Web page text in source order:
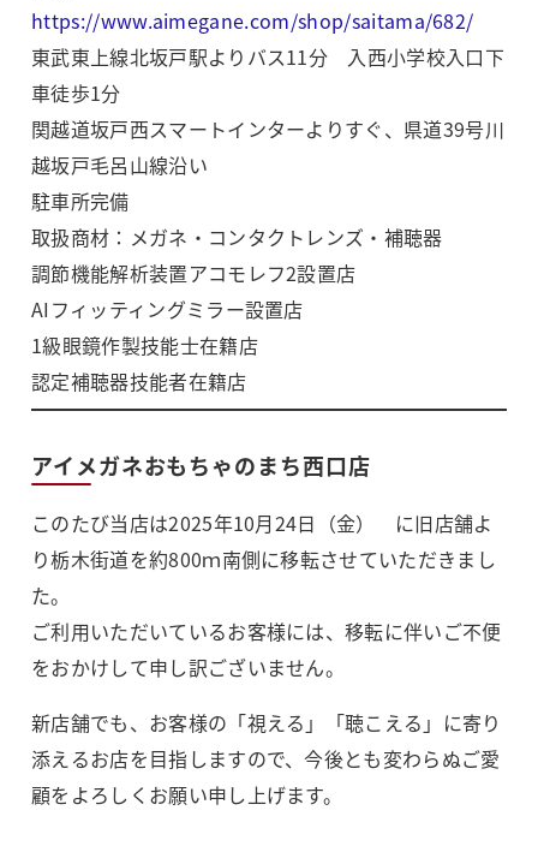
https://www.aimegane.com/shop/saitama/682/
東武東上線北坂戸駅よりバス11分 入西小学校入口下
車徒歩1分
関越道坂戸西スマートインターよりすぐ、県道39号川
越坂戸毛呂山線沿い
駐車所完備
取扱商材：メガネ・コンタクトレンズ・補聴器
調節機能解析装置アコモレフ2設置店
AIフィッティングミラー設置店
1級眼鏡作製技能士在籍店
認定補聴器技能者在籍店
アイメガネおもちゃのまち西口店
このたび当店は2025年10月24日（金） に旧店舗よ
り栃木街道を約800ｍ南側に移転させていただきまし
た。
ご利用いただいているお客様には、移転に伴いご不便
をおかけして申し訳ございません。
新店舗でも、お客様の「視える」「聴こえる」に寄り
添えるお店を目指しますので、今後とも変わらぬご愛
顧をよろしくお願い申し上げます。